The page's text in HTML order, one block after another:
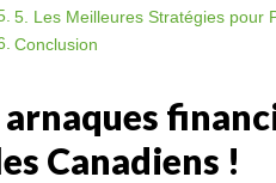
5. Les Meilleures Stratégies pour
Conclusion
arnaques
Canadiens !